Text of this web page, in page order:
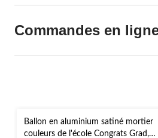
Commandes en
Ballon en aluminium satiné mortier
couleurs de l'école Congrats Grad,